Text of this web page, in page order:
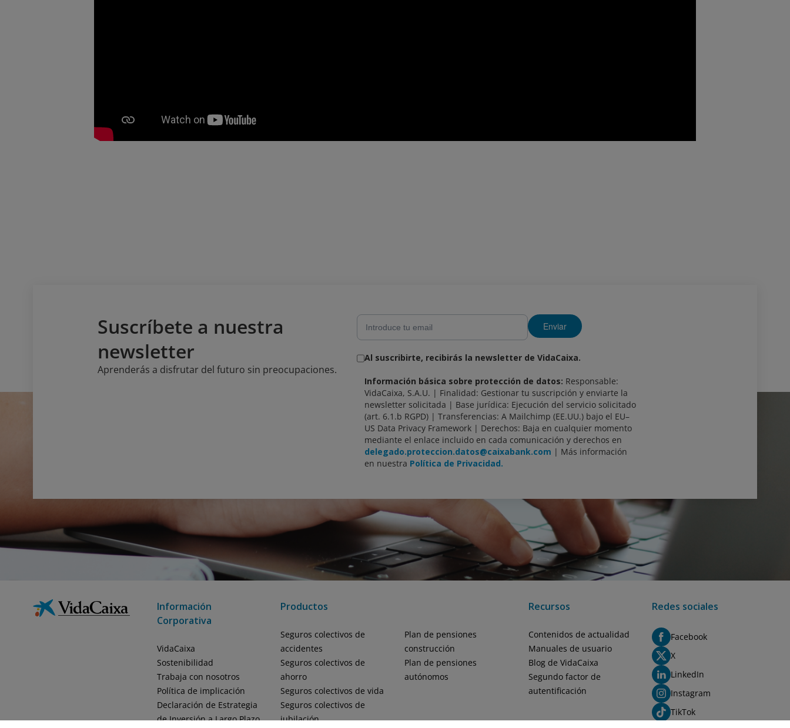
Suscríbete a nuestra
newsletter
Aprenderás a disfrutar del futuro sin preocupaciones.
Enviar
Al suscribirte, recibirás la newsletter de VidaCaixa.
Información básica sobre protección de datos: Responsable:
VidaCaixa, S.A.U. | Finalidad: Gestionar tu suscripción y enviarte la
newsletter solicitada | Base jurídica: Ejecución del servicio solicitado
(art. 6.1.b RGPD) | Transferencias: A Mailchimp (EE.UU.) bajo el EU–
US Data Privacy Framework | Derechos: Baja en cualquier momento
mediante el enlace incluido en cada comunicación y derechos en
delegado.proteccion.datos@caixabank.com | Más información
en nuestra Política de Privacidad.
Información
Corporativa
VidaCaixa
Sostenibilidad
Trabaja con nosotros
Política de implicación
Declaración de Estrategia
de Inversión a Largo Plazo
Productos
Seguros colectivos de
accidentes
Seguros colectivos de
ahorro
Seguros colectivos de vida
Seguros colectivos de
jubilación
Plan de pensiones
construcción
Plan de pensiones
autónomos
Recursos
Contenidos de actualidad
Manuales de usuario
Blog de VidaCaixa
Segundo factor de
autentificación
Redes sociales
Facebook
X
LinkedIn
Instagram
TikTok